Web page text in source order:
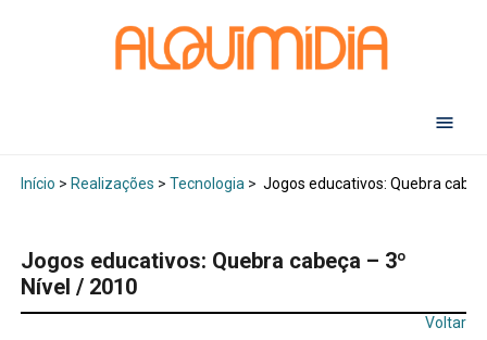
Início > Realizações > Tecnologia> Jogos educativos: Quebra
Jogos educativos: Quebra cabeça – 3º
Nível / 2010
Voltar